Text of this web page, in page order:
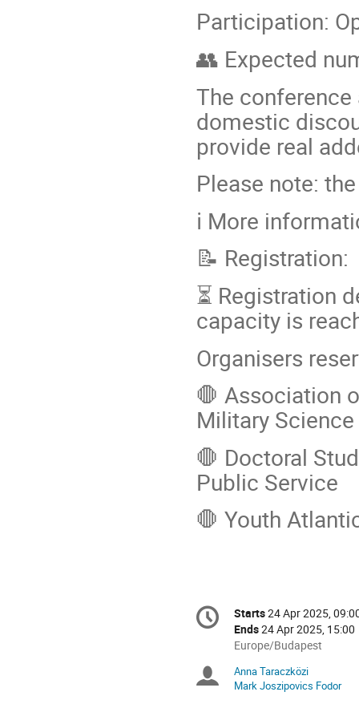
Participation:
👥 Expected
The
domestic
provide real
Please note:
ℹ️ More
📝 Registration:
⏳ Registration
capacity is
Organisers
🛑 Association
Military
🛑 Doctoral
Public Service
🛑 Youth
Conference
information
Date/Time
Starts24 Apr 2025,
Ends24 Apr 2025, 15:00
All
are
in
Europe/Budapest
Chairpersons
Anna Taraczközi
Mark Joszipovics Fodor